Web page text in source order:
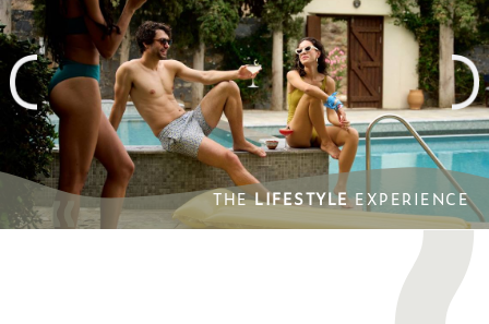
THELIFESTYLEEXPERIENCE